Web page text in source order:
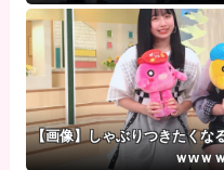
私って素敵」
【画像】しゃぶりつきたくな
ｗwｗ